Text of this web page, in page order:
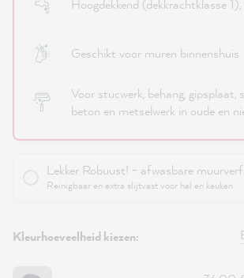
Hoogdekkend (dekkrachtklasse
Geschikt voor muren binnenshuis
Voor stucwerk, behang, gipsplaat,
beton en metselwerk in oude en
Lekker Robuust! - afwasbare muurverf
Reinigbaar en extra slijtvast voor hal en keuken
Kleurhoeveelheid kiezen: